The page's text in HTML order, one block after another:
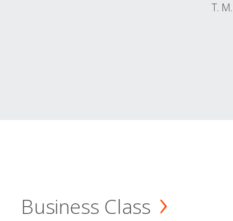
T. M.
Business Class